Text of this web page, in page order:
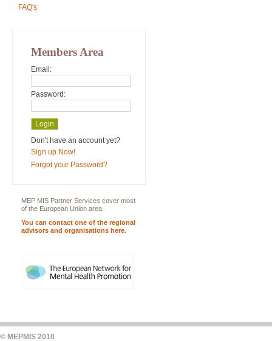
FAQ's
Members Area
Email:
Password:
Don't have an account yet?
Sign up Now!
Forgot your Password?
MEP MIS Partner Services cover most
of the European Union area.
You can contact one of the regional
advisors and organisations here.
© MEPMIS 2010